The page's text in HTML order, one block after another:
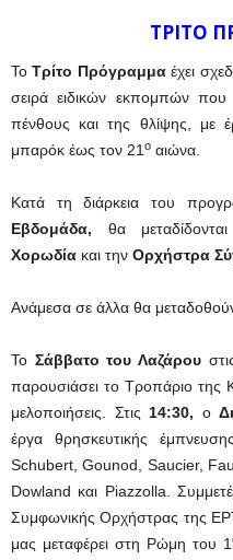
ΤΡΙΤΟ
ΤοΤρίτο Πρόγραμμαέχει
σειρά ειδικών εκπομπών
πένθους και της θλίψης, με
μπαρόκ έως τον 21ο αιώνα.
Κατά τη διάρκεια του
Εβδομάδα, θα
Χορωδία και την Ορχήστρα
Ανάμεσα σε άλλα θα
Το Σάββατο του Λαζάρου
παρουσιάσει το Τροπάριο της
μελοποιήσεις. Στις 14:30, o
έργα θρησκευτικής
Schubert, Gounod, Saucier,
Dowland και Piazzolla.
Συμφωνικής Ορχήστρας της
μας μεταφέρει στη Ρώμη του 1